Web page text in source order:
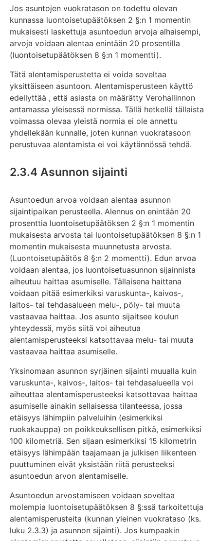
Jos asuntojen vuokratason on todettu olevan
kunnassa luontoisetupäätöksen 2 §:n 1 momentin
mukaisesti laskettuja asuntoedun arvoja alhaisempi,
arvoja voidaan alentaa enintään 20 prosentilla
(luontoisetupäätöksen 8 §:n 1 momentti).
Tätä alentamisperustetta ei voida soveltaa
yksittäiseen asuntoon. Alentamisperusteen käyttö
edellyttää , että asiasta on määrätty Verohallinnon
antamassa yleisessä normissa. Tällä hetkellä tällaista
voimassa olevaa yleistä normia ei ole annettu
yhdellekään kunnalle, joten kunnan vuokratasoon
perustuvaa alentamista ei voi käytännössä tehdä.
2.3.4 Asunnon sijainti
Asuntoedun arvoa voidaan alentaa asunnon
sijaintipaikan perusteella. Alennus on enintään 20
prosenttia luontoisetupäätöksen 2 §:n 1 momentin
mukaisesta arvosta tai luontoisetupäätöksen 8 §:n 1
momentin mukaisesta muunnetusta arvosta.
(Luontoisetupäätös 8 §:n 2 momentti). Edun arvoa
voidaan alentaa, jos luontoisetuasunnon sijainnista
aiheutuu haittaa asumiselle. Tällaisena haittana
voidaan pitää esimerkiksi varuskunta-, kaivos-,
laitos- tai tehdasalueen melu-, pöly- tai muuta
vastaavaa haittaa. Jos asunto sijaitsee koulun
yhteydessä, myös siitä voi aiheutua
alentamisperusteeksi katsottavaa melu- tai muuta
vastaavaa haittaa asumiselle.
Yksinomaan asunnon syrjäinen sijainti muualla kuin
varuskunta-, kaivos-, laitos- tai tehdasalueella voi
aiheuttaa alentamisperusteeksi katsottavaa haittaa
asumiselle ainakin sellaisessa tilanteessa, jossa
etäisyys lähimpiin palveluihin (esimerkiksi
ruokakauppa) on poikkeuksellisen pitkä, esimerkiksi
100 kilometriä. Sen sijaan esimerkiksi 15 kilometrin
etäisyys lähimpään taajamaan ja julkisen liikenteen
puuttuminen eivät yksistään riitä perusteeksi
asuntoedun arvon alentamiselle.
Asuntoedun arvostamiseen voidaan soveltaa
molempia luontoisetupäätöksen 8 §:ssä tarkoitettuja
alentamisperusteita (kunnan yleinen vuokrataso (ks.
luku 2.3.3) ja asunnon sijainti). Jos kumpaakin